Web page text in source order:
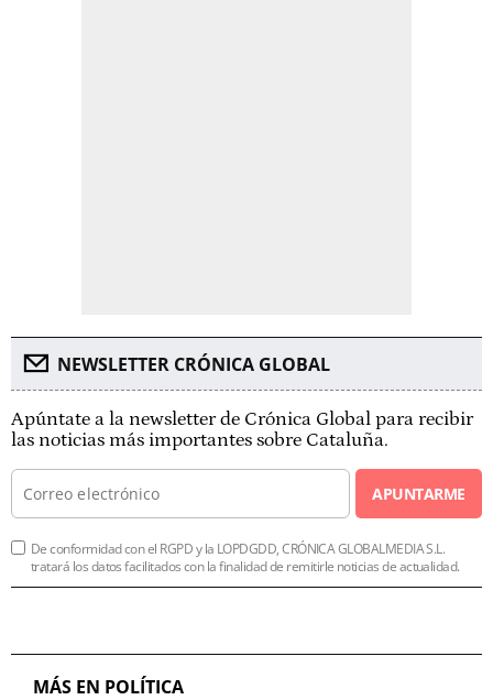
NEWSLETTER CRÓNICA GLOBAL
Apúntate a la newsletter de Crónica Global para recibir
las noticias más importantes sobre Cataluña.
APUNTARME
De conformidad con el RGPD y la LOPDGDD, CRÓNICA GLOBALMEDIA S.L.
tratará los datos facilitados con la finalidad de remitirle noticias de actualidad.
MÁS EN POLÍTICA